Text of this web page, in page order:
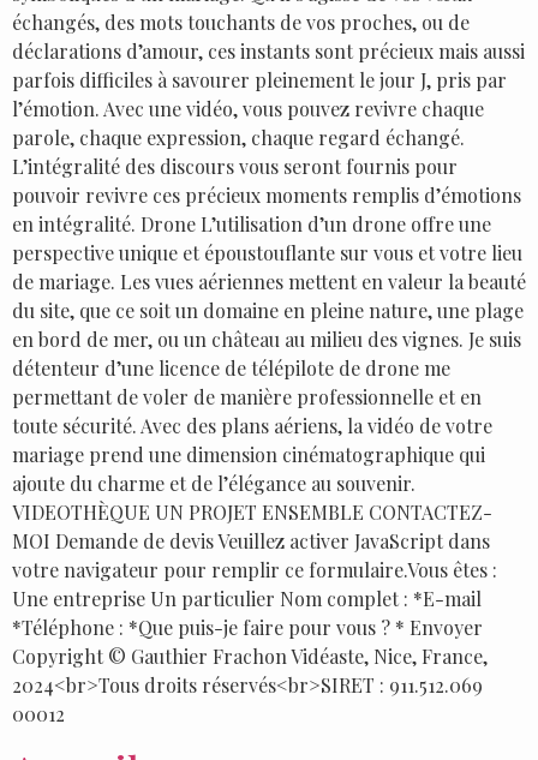
échangés, des mots touchants de vos proches, ou de
déclarations d’amour, ces instants sont précieux mais aussi
parfois difficiles à savourer pleinement le jour J, pris par
l’émotion. Avec une vidéo, vous pouvez revivre chaque
parole, chaque expression, chaque regard échangé.
L’intégralité des discours vous seront fournis pour
pouvoir revivre ces précieux moments remplis d’émotions
en intégralité. Drone L’utilisation d’un drone offre une
perspective unique et époustouflante sur vous et votre lieu
de mariage. Les vues aériennes mettent en valeur la beauté
du site, que ce soit un domaine en pleine nature, une plage
en bord de mer, ou un château au milieu des vignes. Je suis
détenteur d’une licence de télépilote de drone me
permettant de voler de manière professionnelle et en
toute sécurité. Avec des plans aériens, la vidéo de votre
mariage prend une dimension cinématographique qui
ajoute du charme et de l’élégance au souvenir.
VIDEOTHÈQUE UN PROJET ENSEMBLE CONTACTEZ-
MOI Demande de devis Veuillez activer JavaScript dans
votre navigateur pour remplir ce formulaire.Vous êtes :
Une entreprise Un particulier Nom complet : *E-mail
*Téléphone : *Que puis-je faire pour vous ? * Envoyer
Copyright © Gauthier Frachon Vidéaste, Nice, France,
2024<br>Tous droits réservés<br>SIRET : 911.512.069
00012